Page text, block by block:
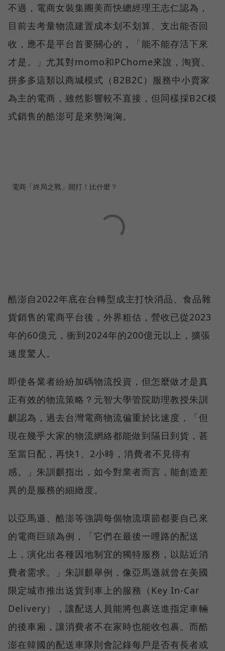
不過，電商女裝集團美而快總經理王志仁認為，
目前去考量物流建置成本划不划算、支出能否回
收，應不是平台首要關心的，「能不能存活下來
才是。」尤其對momo和PChome來說，淘寶、
拼多多這類以商城模式（B2B2C）服務中小賣家
為主的電商，雖然影響較不直接，但同樣採B2C模
式銷售的酷澎可是來勢洶洶。
電商「終局之戰」開打！比什麼？
酷澎自2022年底在台轉型成主打快消品、食品雜
貨銷售的電商平台後，外界粗估，營收已從2023
年的60億元，衝到2024年的200億元以上，擴張
速度驚人。
即使各業者紛紛加碼物流投資，但怎麼做才是真
正有效的物流策略？元智大學管院助理教授朱訓
麒認為，過去台灣電商物流偏重於比速度，「但
現在幾乎大家的物流網絡都能做到隔日到貨，甚
至當日配，再快1、2小時，消費者不見得有
感。」朱訓麒指出，如今對業者而言，能創造差
異的是服務的細緻度。
以亞馬遜、酷澎等強調每個物流環節都要自己來
的電商巨頭為例，「它們在最後一哩路的配送
上，演化出各種因地制宜的獨特服務，以貼近消
費者需求。」朱訓麒舉例，像亞馬遜就曾在美國
限定城市推出送貨到車上的服務（Key In-Car
Delivery），讓配送人員能將包裹送進指定車輛
的後車廂，讓消費者不在家時也能收包裹。而酷
澎在韓國的配送車隊則會記錄每戶是否有長者或